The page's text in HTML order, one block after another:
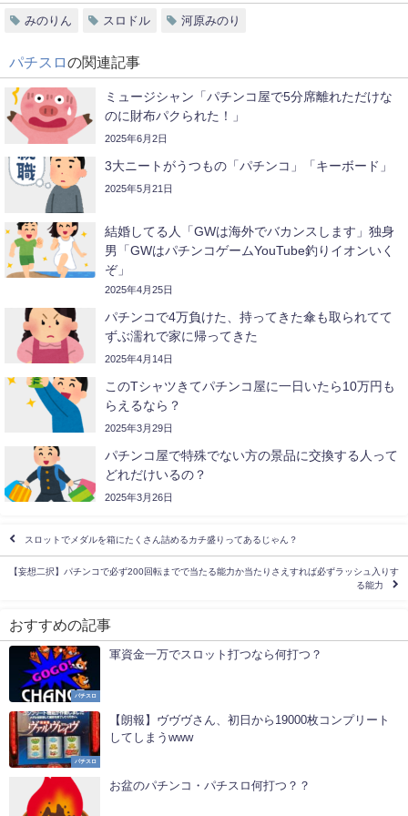
みのりん スロドル 河原みのり
パチスロの関連記事
ミュージシャン「パチンコ屋で5分席離れただけな
のに財布パクられた！」
2025年6月2日
3大ニートがうつもの「パチンコ」「キーボード」
2025年5月21日
結婚してる人「GWは海外でバカンスします」独身
男「GWはパチンコゲームYouTube釣りイオンいく
ぞ」
2025年4月25日
パチンコで4万負けた、持ってきた傘も取られてて
ずぶ濡れで家に帰ってきた
2025年4月14日
このTシャツきてパチンコ屋に一日いたら10万円も
らえるなら？
2025年3月29日
パチンコ屋で特殊でない方の景品に交換する人って
どれだけいるの？
2025年3月26日
スロットでメダルを箱にたくさん詰めるカチ盛りってあるじゃん？
【妄想二択】パチンコで必ず200回転までで当たる能力か当たりさえすれば必ずラッシュ入りす
る能力
おすすめの記事
パチスロ
軍資金一万でスロット打つなら何打つ？
パチスロ
【朗報】ヴヴヴさん、初日から19000枚コンプリート
してしまうwww
お盆のパチンコ・パチスロ何打つ？？